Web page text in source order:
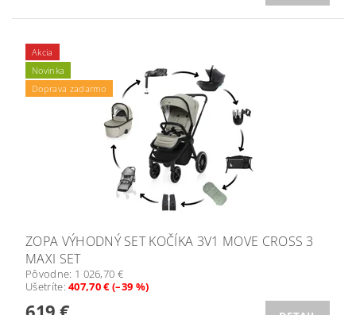
Akcia
Novinka
Doprava zadarmo
ZOPA VÝHODNÝ SET KOČÍKA 3V1 MOVE CROSS 3
MAXI SET
Pôvodne: 1 026,70 €
Ušetríte:407,70 € (–39 %)